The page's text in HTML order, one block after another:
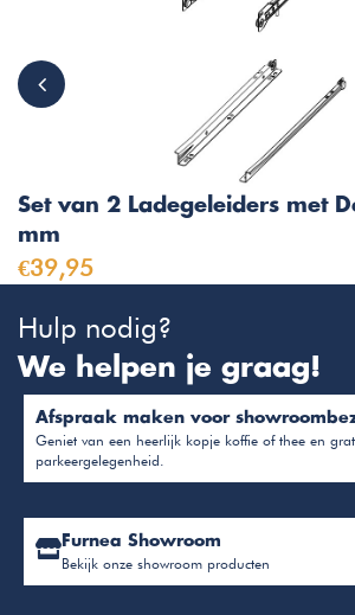
Set van 2 Ladegeleiders met
mm
€39,95
Hulp nodig?
We helpen je graag!
Afspraak maken voor
Geniet van een heerlijk kopje koffie of thee en
parkeergelegenheid.
Furnea Showroom
Bekijk onze showroom producten